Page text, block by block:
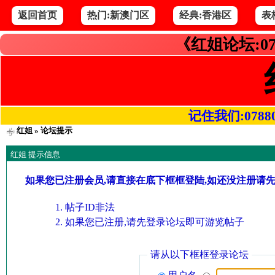
返回首页 热门:新澳门区 经典:香港区 表
《红姐论坛
记住我们
红姐» 论坛提示
红姐 提示信息
如果您已注册会员,请直接在底下框框登陆,如还没注册请
帖子ID非法
如果您已注册,请先登录论坛即可游览帖子
请从以下框框登录论坛